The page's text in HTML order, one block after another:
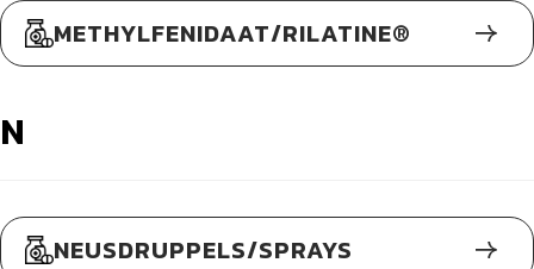
METHYLFENIDAAT/RILATINE®
N
NEUSDRUPPELS/SPRAYS